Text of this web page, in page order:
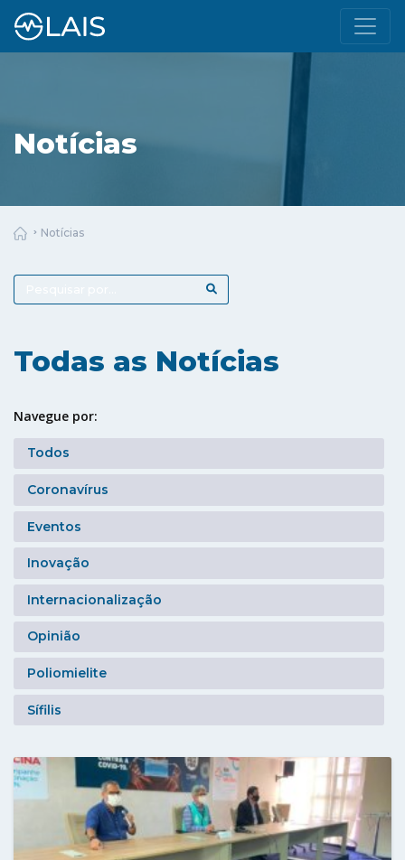
Notícias
Notícias
Todas as Notícias
Navegue por:
Todos
Coronavírus
Eventos
Inovação
Internacionalização
Opinião
Poliomielite
Sífilis